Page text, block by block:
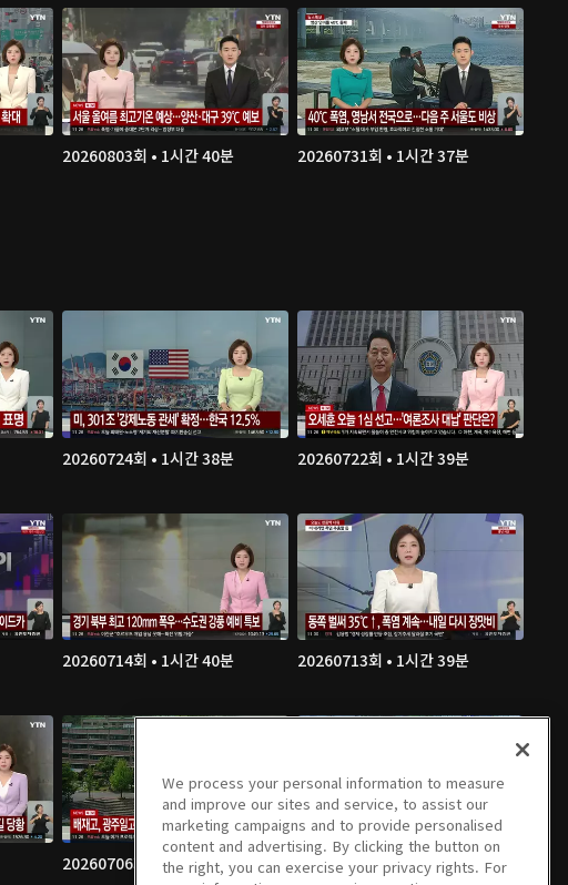
20260803회 • 1시간 40분 20260731회 • 1시간 37분
20260724회 • 1시간 38분 20260722회 • 1시간 39분
20260714회 • 1시간 40분 20260713회 • 1시간 39분
20260706회 • 1시간 39분 20260703회 • 1시간 38분
We process your personal information to measure
and improve our sites and service, to assist our
marketing campaigns and to provide personalised
content and advertising. By clicking the button on
the right, you can exercise your privacy rights. For